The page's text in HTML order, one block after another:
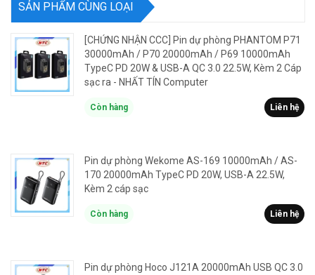
SẢN PHẨM CÙNG LOẠI
[CHỨNG NHẬN CCC] Pin dự phòng PHANTOM P71
30000mAh / P70 20000mAh / P69 10000mAh
TypeC PD 20W & USB-A QC 3.0 22.5W, Kèm 2 Cáp
sạc ra - NHẤT TÍN Computer
Còn hàng Liên hệ
Pin dự phòng Wekome AS-169 10000mAh / AS-
170 20000mAh TypeC PD 20W, USB-A 22.5W,
Kèm 2 cáp sạc
Còn hàng Liên hệ
Pin dự phòng Hoco J121A 20000mAh USB QC 3.0